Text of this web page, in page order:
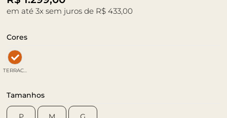
em até 3x sem juros de R$ 433,00
Cores
TERRACOTA
Tamanhos